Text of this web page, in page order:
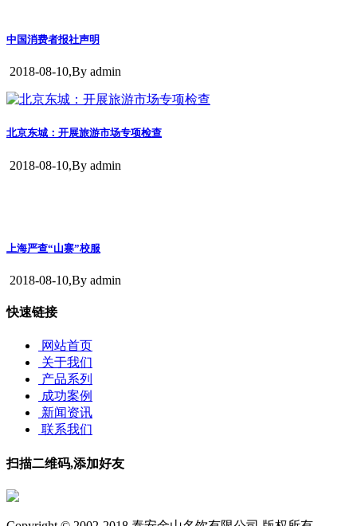
中国消费者报社声明
2018-08-10,By admin
北京东城：开展旅游市场专项检查
2018-08-10,By admin
上海严查“山寨”校服
2018-08-10,By admin
快速链接
网站首页
关于我们
产品系列
成功案例
新闻资讯
联系我们
扫描二维码,添加好友